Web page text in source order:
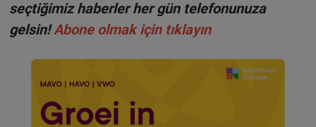
seçtiğimiz haberler her gün telefonunuza
gelsin! Abone olmak için tıklayın